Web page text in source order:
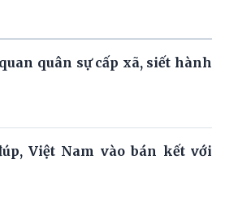
quân sự cấp xã, siết hành
Việt Nam vào bán kết với